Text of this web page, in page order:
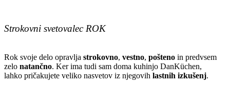
Strokovni svetovalec ROK
Rok svoje delo opravlja strokovno, vestno, pošteno in predvsem
zelo natančno. Ker ima tudi sam doma kuhinjo DanKüchen,
lahko pričakujete veliko nasvetov iz njegovih lastnih izkušenj.